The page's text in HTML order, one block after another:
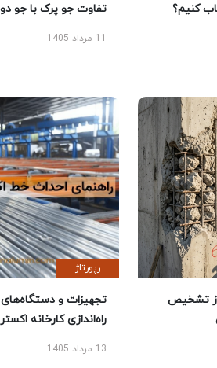
کنیم؟ تفاوت جو پرک با جو
تشخیص
رپورتاژ
تجهیزات و دستگاه‌های
راه‌اندازی کارخانه
13 مرداد 1405